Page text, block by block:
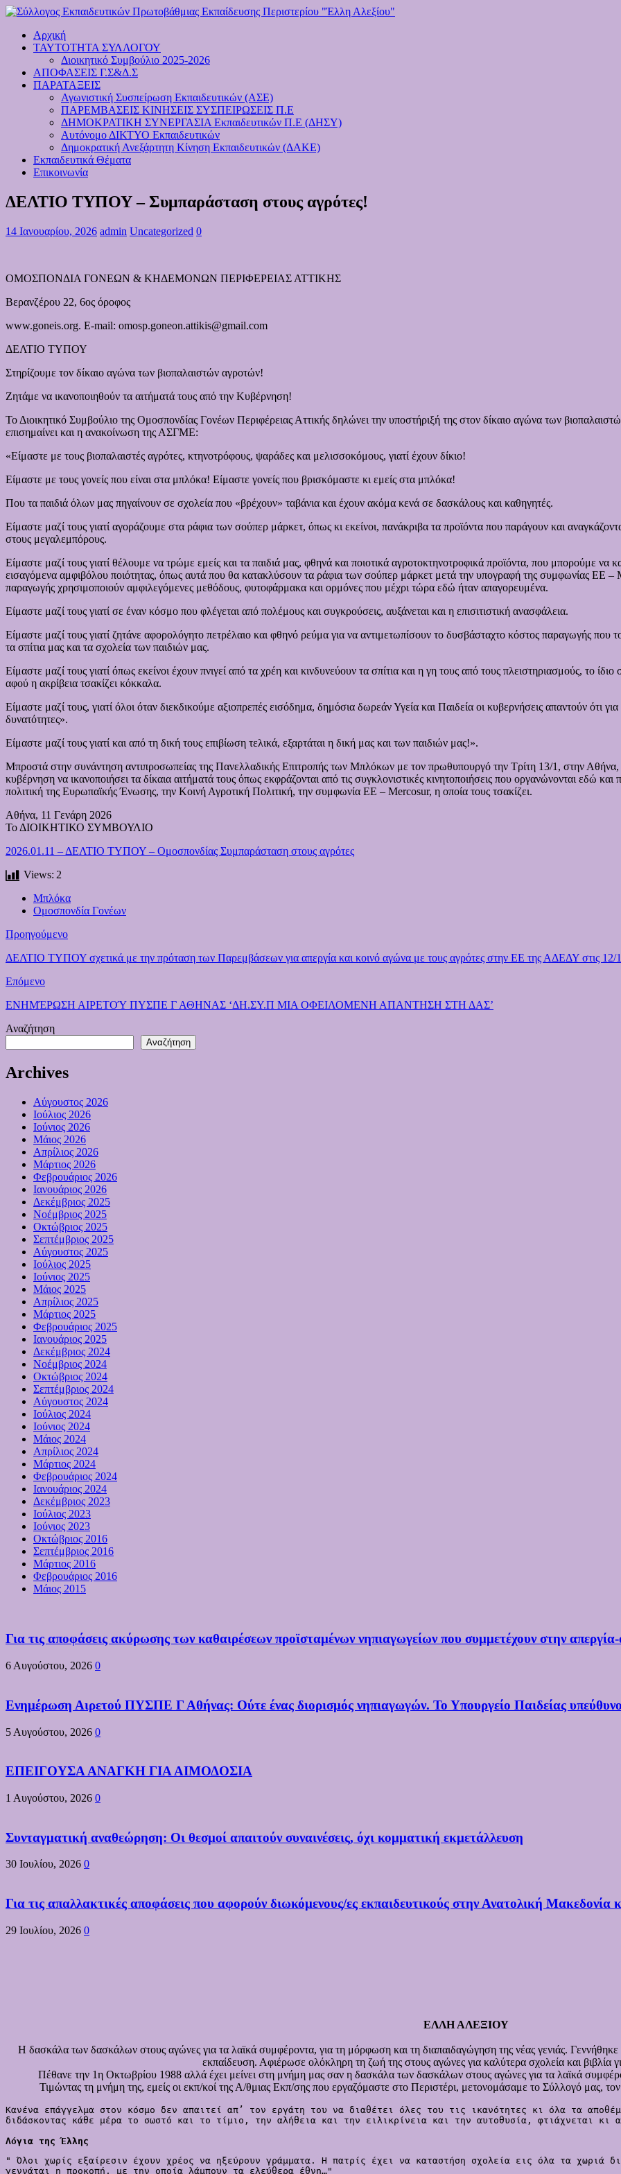
Αρχική
ΤΑΥΤΟΤΗΤΑ ΣΥΛΛΟΓΟΥ
Διοικητικό Συμβούλιο 2025-2026
ΑΠΟΦΑΣΕΙΣ Γ.Σ&Δ.Σ
ΠΑΡΑΤΑΞΕΙΣ
Αγωνιστική Συσπείρωση Εκπαιδευτικών (ΑΣΕ)
ΠΑΡΕΜΒΑΣΕΙΣ ΚΙΝΗΣΕΙΣ ΣΥΣΠΕΙΡΩΣΕΙΣ Π.Ε
ΔΗΜΟΚΡΑΤΙΚΗ ΣΥΝΕΡΓΑΣΙΑ Εκπαιδευτικών Π.Ε (ΔΗΣΥ)
Αυτόνομο ΔΙΚΤΥΟ Εκπαιδευτικών
Δημοκρατική Ανεξάρτητη Κίνηση Εκπαιδευτικών (ΔΑΚΕ)
Εκπαιδευτικά Θέματα
Επικοινωνία
ΔΕΛΤΙΟ ΤΥΠΟΥ – Συμπαράσταση στους αγρότες!
14 Ιανουαρίου, 2026 admin Uncategorized 0
ΟΜΟΣΠΟΝΔΙΑ ΓΟΝΕΩΝ & ΚΗΔΕΜΟΝΩΝ ΠΕΡΙΦΕΡΕΙΑΣ ΑΤΤΙΚΗΣ
Βερανζέρου 22, 6ος όροφος
www.goneis.org. E-mail: omosp.goneon.attikis@gmail.com
ΔΕΛΤΙΟ ΤΥΠΟΥ
Στηρίζουμε τον δίκαιο αγώνα των βιοπαλαιστών αγροτών!
Ζητάμε να ικανοποιηθούν τα αιτήματά τους από την Κυβέρνηση!
Το Διοικητικό Συμβούλιο της Ομοσπονδίας Γονέων Περιφέρειας Αττικής δηλώνει την υποστήριξή της στον δίκαιο αγώνα των
επισημαίνει και η ανακοίνωση της ΑΣΓΜΕ:
«Είμαστε με τους βιοπαλαιστές αγρότες, κτηνοτρόφους, ψαράδες και μελισσοκόμους, γιατί έχουν δίκιο!
Είμαστε με τους γονείς που είναι στα μπλόκα! Είμαστε γονείς που βρισκόμαστε κι εμείς στα μπλόκα!
Που τα παιδιά όλων μας πηγαίνουν σε σχολεία που «βρέχουν» ταβάνια και έχουν ακόμα κενά σε δασκάλους και καθηγητές.
Είμαστε μαζί τους γιατί αγοράζουμε στα ράφια των σούπερ μάρκετ, όπως κι εκείνοι, πανάκριβα τα προϊόντα που παράγουν και
στους μεγαλεμπόρους.
Είμαστε μαζί τους γιατί θέλουμε να τρώμε εμείς και τα παιδιά μας, φθηνά και ποιοτικά αγροτοκτηνοτροφικά προϊόντα, που μπορούμε
εισαγόμενα αμφιβόλου ποιότητας, όπως αυτά που θα κατακλύσουν τα ράφια των σούπερ μάρκετ μετά την υπογραφή της συμφωνίας ΕΕ –
παραγωγής χρησιμοποιούν αμφιλεγόμενες μεθόδους, φυτοφάρμακα και ορμόνες που μέχρι τώρα εδώ ήταν απαγορευμένα.
Είμαστε μαζί τους γιατί σε έναν κόσμο που φλέγεται από πολέμους και συγκρούσεις, αυξάνεται και η επισιτιστική ανασφάλεια.
Είμαστε μαζί τους γιατί ζητάνε αφορολόγητο πετρέλαιο και φθηνό ρεύμα για να αντιμετωπίσουν το δυσβάσταχτο κόστος παραγωγής που
τα σπίτια μας και τα σχολεία των παιδιών μας.
Είμαστε μαζί τους γιατί όπως εκείνοι έχουν πνιγεί από τα χρέη και κινδυνεύουν τα σπίτια και η γη τους από τους πλειστηριασμούς, το
αφού η ακρίβεια τσακίζει κόκκαλα.
Είμαστε μαζί τους, γιατί όλοι όταν διεκδικούμε αξιοπρεπές εισόδημα, δημόσια δωρεάν Υγεία και Παιδεία οι κυβερνήσεις απαντούν ότι
δυνατότητες».
Είμαστε μαζί τους γιατί και από τη δική τους επιβίωση τελικά, εξαρτάται η δική μας και των παιδιών μας!».
Μπροστά στην συνάντηση αντιπροσωπείας της Πανελλαδικής Επιτροπής των Μπλόκων με τον πρωθυπουργό την Τρίτη 13/1, στην
κυβέρνηση να ικανοποιήσει τα δίκαια αιτήματά τους όπως εκφράζονται από τις συγκλονιστικές κινητοποιήσεις που οργανώνονται εδώ
πολιτική της Ευρωπαϊκής Ένωσης, την Κοινή Αγροτική Πολιτική, την συμφωνία ΕΕ – Mercosur, η οποία τους τσακίζει.
Αθήνα, 11 Γενάρη 2026
Το ΔΙΟΙΚΗΤΙΚΟ ΣΥΜΒΟΥΛΙΟ
2026.01.11 – ΔΕΛΤΙΟ ΤΥΠΟΥ – Ομοσπονδίας Συμπαράσταση στους αγρότες
Views: 2
Μπλόκα
Ομοσπονδία Γονέων
Προηγούμενο
ΔΕΛΤΙΟ ΤΥΠΟΥ σχετικά με την πρόταση των Παρεμβάσεων για απεργία και κοινό αγώνα με τους αγρότες στην ΕΕ της ΑΔΕΔΥ στις 12/
Επόμενο
ΕΝΗΜΈΡΩΣΗ ΑΙΡΕΤΟΎ ΠΥΣΠΕ Γ ΑΘΗΝΑΣ ‘ΔΗ.ΣΥ.Π ΜΙΑ ΟΦΕΙΛΟΜΕΝΗ ΑΠΑΝΤΗΣΗ ΣΤΗ ΔΑΣ’
Αναζήτηση
Αναζήτηση
Archives
Αύγουστος 2026
Ιούλιος 2026
Ιούνιος 2026
Μάιος 2026
Απρίλιος 2026
Μάρτιος 2026
Φεβρουάριος 2026
Ιανουάριος 2026
Δεκέμβριος 2025
Νοέμβριος 2025
Οκτώβριος 2025
Σεπτέμβριος 2025
Αύγουστος 2025
Ιούλιος 2025
Ιούνιος 2025
Μάιος 2025
Απρίλιος 2025
Μάρτιος 2025
Φεβρουάριος 2025
Ιανουάριος 2025
Δεκέμβριος 2024
Νοέμβριος 2024
Οκτώβριος 2024
Σεπτέμβριος 2024
Αύγουστος 2024
Ιούλιος 2024
Ιούνιος 2024
Μάιος 2024
Απρίλιος 2024
Μάρτιος 2024
Φεβρουάριος 2024
Ιανουάριος 2024
Δεκέμβριος 2023
Ιούλιος 2023
Ιούνιος 2023
Οκτώβριος 2016
Σεπτέμβριος 2016
Μάρτιος 2016
Φεβρουάριος 2016
Μάιος 2015
Για τις αποφάσεις ακύρωσης των καθαιρέσεων προϊσταμένων νηπιαγωγείων που συμμετέχουν στην
6 Αυγούστου, 2026 0
Ενημέρωση Αιρετού ΠΥΣΠΕ Γ Αθήνας: Ούτε ένας διορισμός νηπιαγωγών. Το Υπουργείο Παιδείας υπεύθυνο
5 Αυγούστου, 2026 0
ΕΠΕΙΓΟΥΣΑ ΑΝΑΓΚΗ ΓΙΑ ΑΙΜΟΔΟΣΙΑ
1 Αυγούστου, 2026 0
Συνταγματική αναθεώρηση: Οι θεσμοί απαιτούν συναινέσεις, όχι κομματική εκμετάλλευση
30 Ιουλίου, 2026 0
Για τις απαλλακτικές αποφάσεις που αφορούν διωκόμενους/ες εκπαιδευτικούς στην Ανατολική Μακεδονία
29 Ιουλίου, 2026 0
ΕΛΛΗ ΑΛΕΞΙΟΥ
Η δασκάλα των δασκάλων στους αγώνες για τα λαϊκά συμφέροντα, για τη μόρφωση και τη διαπαιδαγώγηση της νέας γενιάς.
εκπαίδευση. Αφιέρωσε ολόκληρη τη ζωή της στους αγώνες για καλύτερα σχολεία και βιβλία
Πέθανε την 1η Οκτωβρίου 1988 αλλά έχει μείνει στη μνήμη μας σαν η δασκάλα των δασκάλων στους αγώνες για τα λαϊκά
Τιμώντας τη μνήμη της, εμείς οι εκπ/κοί της Α/θμιας Εκπ/σης που εργαζόμαστε στο Περιστέρι, μετονομάσαμε το Σύλλογό μας,
Κανένα επάγγελμα στον κόσμο δεν απαιτεί απ’ τον εργάτη του να διαθέτει όλες του τις ικανότητες κι όλα τα
διδάσκοντας κάθε μέρα το σωστό και το τίμιο, την αλήθεια και την ειλικρίνεια και την αυτοθυσία, φτιάχνεται κι
Λόγια της Έλλης
" Όλοι χωρίς εξαίρεσιν έχουν χρέος να ηξεύρουν γράμματα. Η πατρίς έχει να καταστήση σχολεία εις όλα τα χωριά
γεννάται η προκοπή, με την οποία λάμπουν τα ελεύθερα έθνη…"